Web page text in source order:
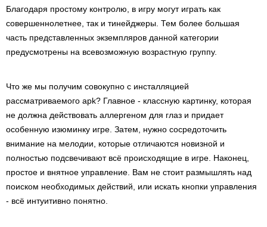
Благодаря простому контролю, в игру могут играть как
совершеннолетнее, так и тинейджеры. Тем более большая
часть представленных экземпляров данной категории
предусмотрены на всевозможную возрастную группу.
Что же мы получим совокупно с инсталляцией
рассматриваемого apk? Главное - классную картинку, которая
не должна действовать аллергеном для глаз и придает
особенную изюминку игре. Затем, нужно сосредоточить
внимание на мелодии, которые отличаются новизной и
полностью подсвечивают всё происходящие в игре. Наконец,
простое и внятное управление. Вам не стоит размышлять над
поиском необходимых действий, или искать кнопки управления
- всё интуитивно понятно.